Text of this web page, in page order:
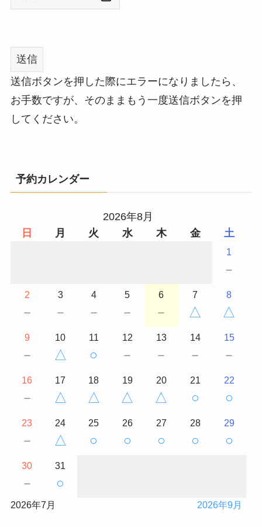
送信ボタンを押した際にエラーになりましたら、
お手数ですが、そのままもう一度送信ボタンを押
してください。
予約カレンダー
2026年8月
日
月 火 水 木 金 土
1
－
2
－
3
－
4
－
5
－
6
－
7
△
8
△
9
－
10
△
11
○
12
－
13
－
14
－
15
－
16
－
17
△
18
△
19
△
20
△
21
○
22
○
23
－
24
△
25
○
26
○
27
○
28
○
29
○
30
－
31
○
2026年7月 2026年9月